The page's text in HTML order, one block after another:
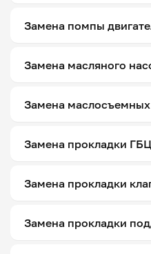
Замена помпы
Замена масляного
Замена
Замена прокладки ГБЦ
Замена прокладки
Замена прокладки